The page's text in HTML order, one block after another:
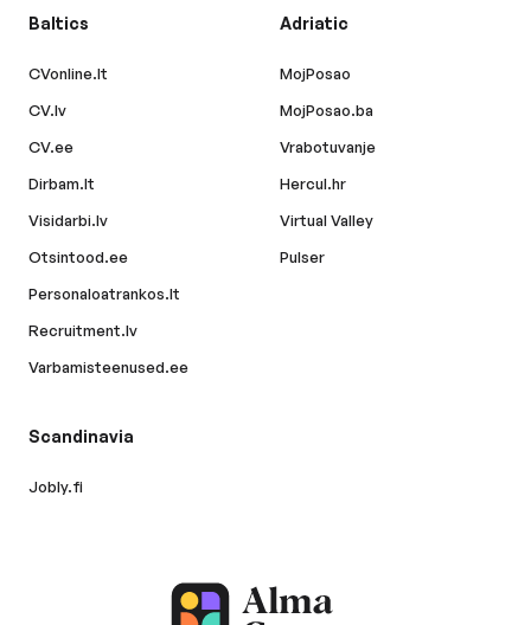
Baltics
CVonline.lt
CV.lv
CV.ee
Dirbam.lt
Visidarbi.lv
Otsintood.ee
Personaloatrankos.lt
Recruitment.lv
Varbamisteenused.ee
Adriatic
MojPosao
MojPosao.ba
Vrabotuvanje
Hercul.hr
Virtual Valley
Pulser
Scandinavia
Jobly.fi